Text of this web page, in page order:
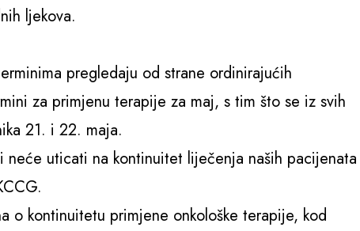
ljekova.
pregledaju od strane ordinirajućih
za primjenu terapije za maj, s tim što se iz svih
21. i 22. maja.
neće uticati na kontinuitet liječenja naših pacijenata
o kontinuitetu primjene onkološke terapije, kod